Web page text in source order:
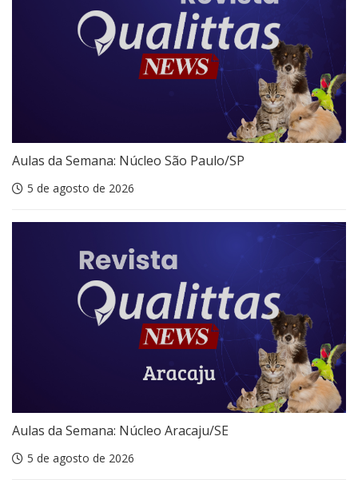
Aulas da Semana: Núcleo São Paulo/SP
5 de agosto de 2026
Aulas da Semana: Núcleo Aracaju/SE
5 de agosto de 2026